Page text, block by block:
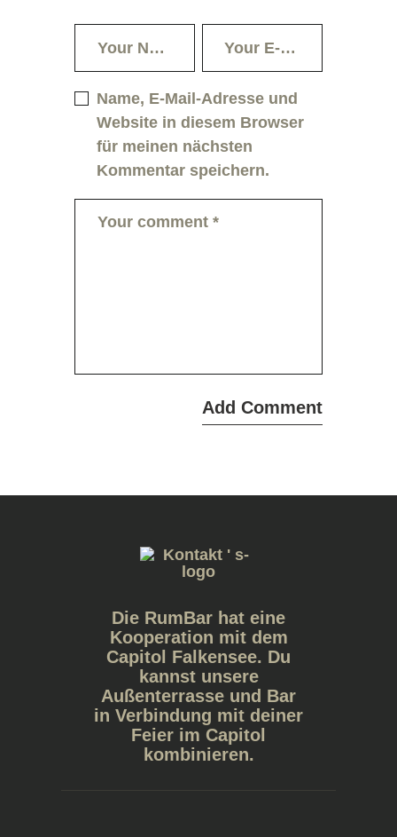
Name, E-Mail-Adresse und
Website in diesem Browser
für meinen nächsten
Kommentar speichern.
Die RumBar hat eine
Kooperation mit dem
Capitol Falkensee. Du
kannst unsere
Außenterrasse und Bar
in Verbindung mit deiner
Feier im Capitol
kombinieren.